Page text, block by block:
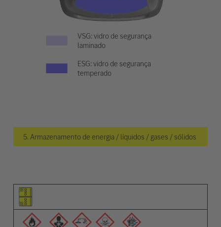
VSG: vidro de segurança
laminado
ESG: vidro de segurança
temperado
5. Armazenamento de energia / líquidos / gases / sólidos
Pictograma do elemento
Pictogramas de advertências
Descrição